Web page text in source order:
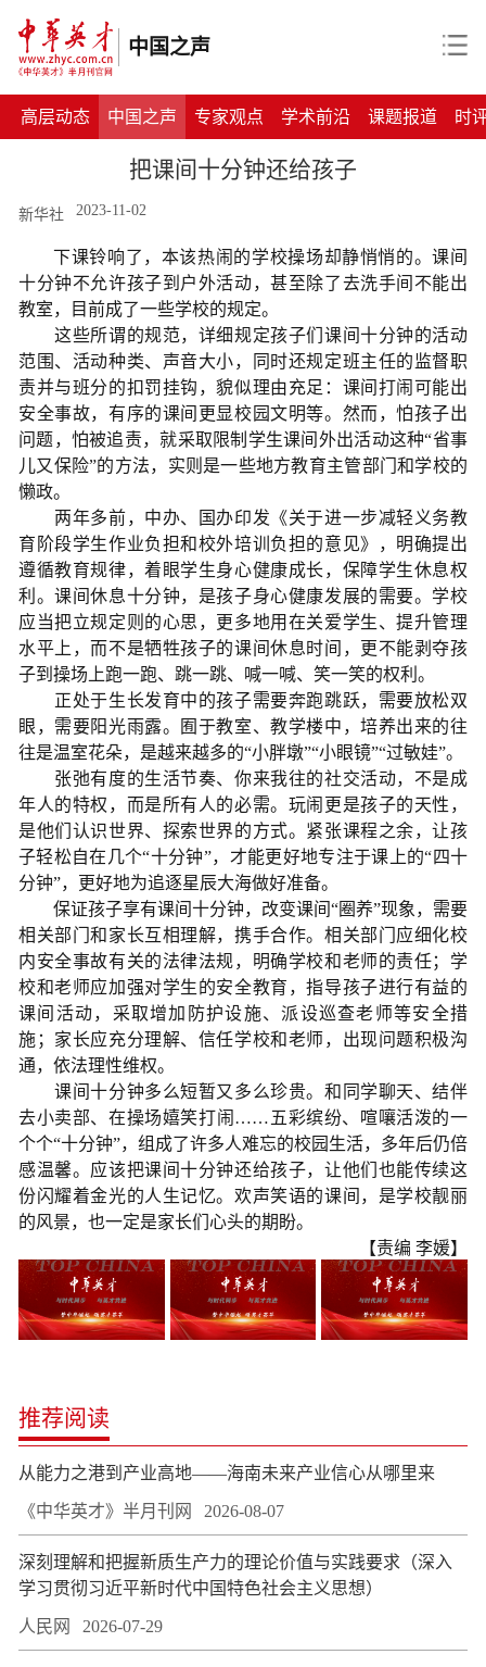
中国之声
高层动态 中国之声 专家观点 学术前沿 课题报道 时
把课间十分钟还给孩子
新华社 2023-11-02
下课铃响了，本该热闹的学校操场却静悄悄的。课间
十分钟不允许孩子到户外活动，甚至除了去洗手间不能出
教室，目前成了一些学校的规定。
这些所谓的规范，详细规定孩子们课间十分钟的活动
范围、活动种类、声音大小，同时还规定班主任的监督职
责并与班分的扣罚挂钩，貌似理由充足：课间打闹可能出
安全事故，有序的课间更显校园文明等。然而，怕孩子出
问题，怕被追责，就采取限制学生课间外出活动这种“省事
儿又保险”的方法，实则是一些地方教育主管部门和学校的
懒政。
两年多前，中办、国办印发《关于进一步减轻义务教
育阶段学生作业负担和校外培训负担的意见》，明确提出
遵循教育规律，着眼学生身心健康成长，保障学生休息权
利。课间休息十分钟，是孩子身心健康发展的需要。学校
应当把立规定则的心思，更多地用在关爱学生、提升管理
水平上，而不是牺牲孩子的课间休息时间，更不能剥夺孩
子到操场上跑一跑、跳一跳、喊一喊、笑一笑的权利。
正处于生长发育中的孩子需要奔跑跳跃，需要放松双
眼，需要阳光雨露。囿于教室、教学楼中，培养出来的往
往是温室花朵，是越来越多的“小胖墩”“小眼镜”“过敏娃”。
张弛有度的生活节奏、你来我往的社交活动，不是成
年人的特权，而是所有人的必需。玩闹更是孩子的天性，
是他们认识世界、探索世界的方式。紧张课程之余，让孩
子轻松自在几个“十分钟”，才能更好地专注于课上的“四十
分钟”，更好地为追逐星辰大海做好准备。
保证孩子享有课间十分钟，改变课间“圈养”现象，需要
相关部门和家长互相理解，携手合作。相关部门应细化校
内安全事故有关的法律法规，明确学校和老师的责任；学
校和老师应加强对学生的安全教育，指导孩子进行有益的
课间活动，采取增加防护设施、派设巡查老师等安全措
施；家长应充分理解、信任学校和老师，出现问题积极沟
通，依法理性维权。
课间十分钟多么短暂又多么珍贵。和同学聊天、结伴
去小卖部、在操场嬉笑打闹……五彩缤纷、喧嚷活泼的一
个个“十分钟”，组成了许多人难忘的校园生活，多年后仍倍
感温馨。应该把课间十分钟还给孩子，让他们也能传续这
份闪耀着金光的人生记忆。欢声笑语的课间，是学校靓丽
的风景，也一定是家长们心头的期盼。
【责编 李媛】
推荐阅读
从能力之港到产业高地——海南未来产业信心从哪里来
《中华英才》半月刊网 2026-08-07
深刻理解和把握新质生产力的理论价值与实践要求（深入
学习贯彻习近平新时代中国特色社会主义思想）
人民网 2026-07-29